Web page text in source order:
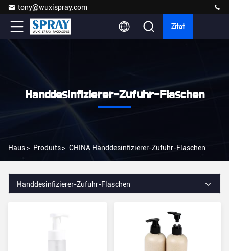
tony@wuxispray.com
Zitat
Handdesinfizierer-Zufuhr-Flaschen
Haus> Produits> CHINA Handdesinfizierer-Zufuhr-Flaschen
Handdesinfizierer-Zufuhr-Flaschen